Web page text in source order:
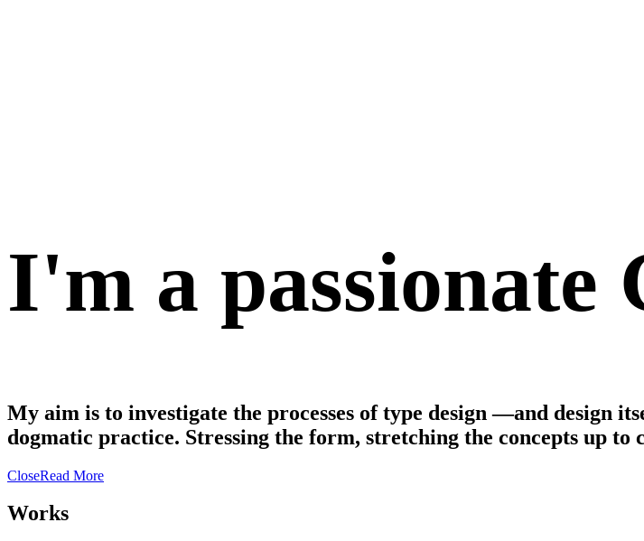
I'm a passionate
My aim is to investigate the processes of type design —and design
dogmatic practice. Stressing the form, stretching the concepts up to
CloseRead More
Works